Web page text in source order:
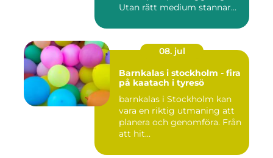
Utan rätt medium stannar
08. jul
Barnkalas i stockholm - fira
på kaatach i tyresö
barnkalas i Stockholm kan
vara en riktig utmaning att
planera och genomföra. Från
att hit...